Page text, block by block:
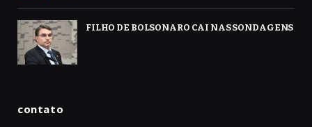
FILHO DE BOLSONARO CAI NAS SONDAGENS
contato